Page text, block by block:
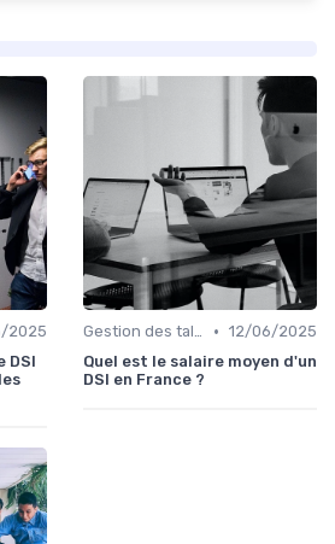
2025
DSI
Gestion des talents IT • 12/06/2025
Quel est le salaire moyen d'un
DSI en France ?